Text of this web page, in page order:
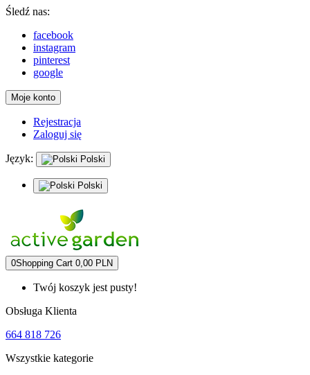
Śledź nas:
facebook
instagram
pinterest
google
Moje konto
Rejestracja
Zaloguj się
Język: Polski
Polski
0Shopping Cart 0,00 PLN
Twój koszyk jest pusty!
Obsługa Klienta
664 818 726
Wszystkie kategorie